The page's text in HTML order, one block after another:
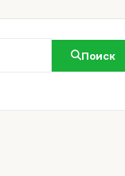
Поиск